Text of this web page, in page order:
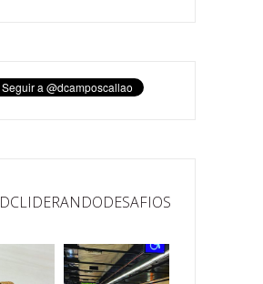
DCLIDERANDODESAFIOS